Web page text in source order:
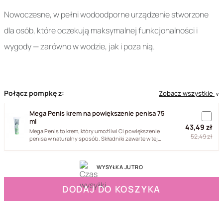
Nowoczesne, w pełni wodoodporne urządzenie stworzone
dla osób, które oczekują maksymalnej funkcjonalności i
wygody — zarówno w wodzie, jak i poza nią.
Połącz pompkę z: Zobacz wszystkie ∨
Mega Penis krem na powiększenie penisa 75
ml
Mega Penis to krem, który umożliwi Ci powiększenie
penisa w naturalny sposób. Składniki zawarte w tej
43,49 zł
52,49 zł
WYSYŁKA JUTRO
DODAJ DO KOSZYKA